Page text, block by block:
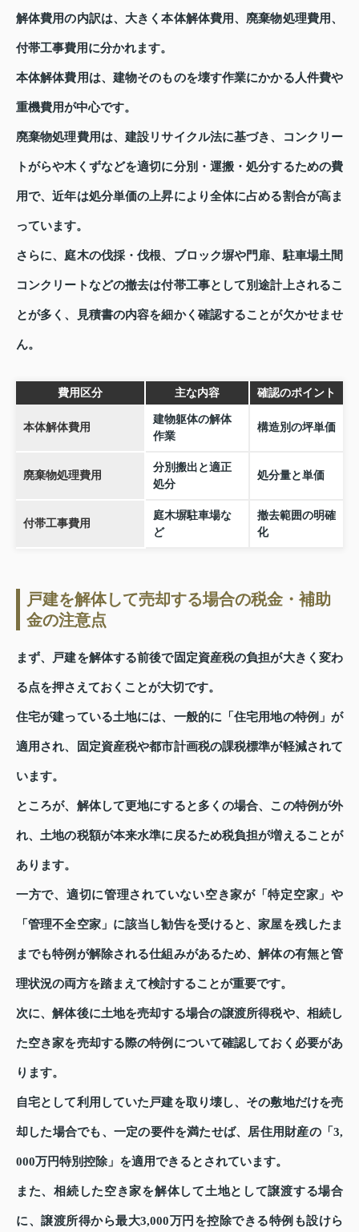
解体費用の内訳は、大きく本体解体費用、廃棄物処理費用、
付帯工事費用に分かれます。
本体解体費用は、建物そのものを壊す作業にかかる人件費や
重機費用が中心です。
廃棄物処理費用は、建設リサイクル法に基づき、コンクリー
トがらや木くずなどを適切に分別・運搬・処分するための費
用で、近年は処分単価の上昇により全体に占める割合が高ま
っています。
さらに、庭木の伐採・伐根、ブロック塀や門扉、駐車場土間
コンクリートなどの撤去は付帯工事として別途計上されるこ
とが多く、見積書の内容を細かく確認することが欠かせませ
ん。
費用区分 主な内容 確認のポイント
本体解体費用
建物躯体の解体
作業
構造別の坪単価
廃棄物処理費用
分別搬出と適正
処分
処分量と単価
付帯工事費用
庭木塀駐車場な
ど
撤去範囲の明確
化
戸建を解体して売却する場合の税金・補助
金の注意点
まず、戸建を解体する前後で固定資産税の負担が大きく変わ
る点を押さえておくことが大切です。
住宅が建っている土地には、一般的に「住宅用地の特例」が
適用され、固定資産税や都市計画税の課税標準が軽減されて
います。
ところが、解体して更地にすると多くの場合、この特例が外
れ、土地の税額が本来水準に戻るため税負担が増えることが
あります。
一方で、適切に管理されていない空き家が「特定空家」や
「管理不全空家」に該当し勧告を受けると、家屋を残したま
までも特例が解除される仕組みがあるため、解体の有無と管
理状況の両方を踏まえて検討することが重要です。
次に、解体後に土地を売却する場合の譲渡所得税や、相続し
た空き家を売却する際の特例について確認しておく必要があ
ります。
自宅として利用していた戸建を取り壊し、その敷地だけを売
却した場合でも、一定の要件を満たせば、居住用財産の「3,
000万円特別控除」を適用できるとされています。
また、相続した空き家を解体して土地として譲渡する場合
に、譲渡所得から最大3,000万円を控除できる特例も設けら